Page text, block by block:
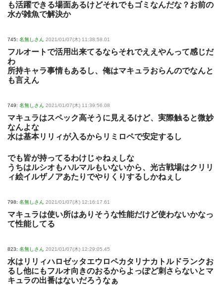
も活躍できる場面あるけどそれでもゴミなんだな？お前の
水が雑魚で解決か
745: 名無しさん 2021/01/07(木) 11:38:58.01
フルオートで活用出来てるならそれでええやんって感じだ
わ
所持キャラ事情もあるし、俺はマキュラおらんのでなんと
も言えん
749: 名無しさん 2021/01/07(木) 11:39:56.08
マキュラはスペック高そうに見えるけど、実際触ると微妙
なんよな
水は基本リリィが入るからリミロペで安定するし
でも皆が持ってるわけじゃねぇしな
うちはルシオもハルマルもいないから、光古戦場はクリリ
ィ絵イルザノアあたりでやりくりするしかねぇし
798: 名無しさん 2021/01/07(木) 12:16:17.61
マキュラは使い所はありそうな性能だけど使わないかなっ
て性能してる
823: 名無しさん 2021/01/07(木) 12:29:05.45
水はリリィハロゼッタエウロペカタリナカトルドランクお
るし他にもフルオ向きのおるからよっぽど刺さらないとマ
キュラの出番はないだろうなぁ